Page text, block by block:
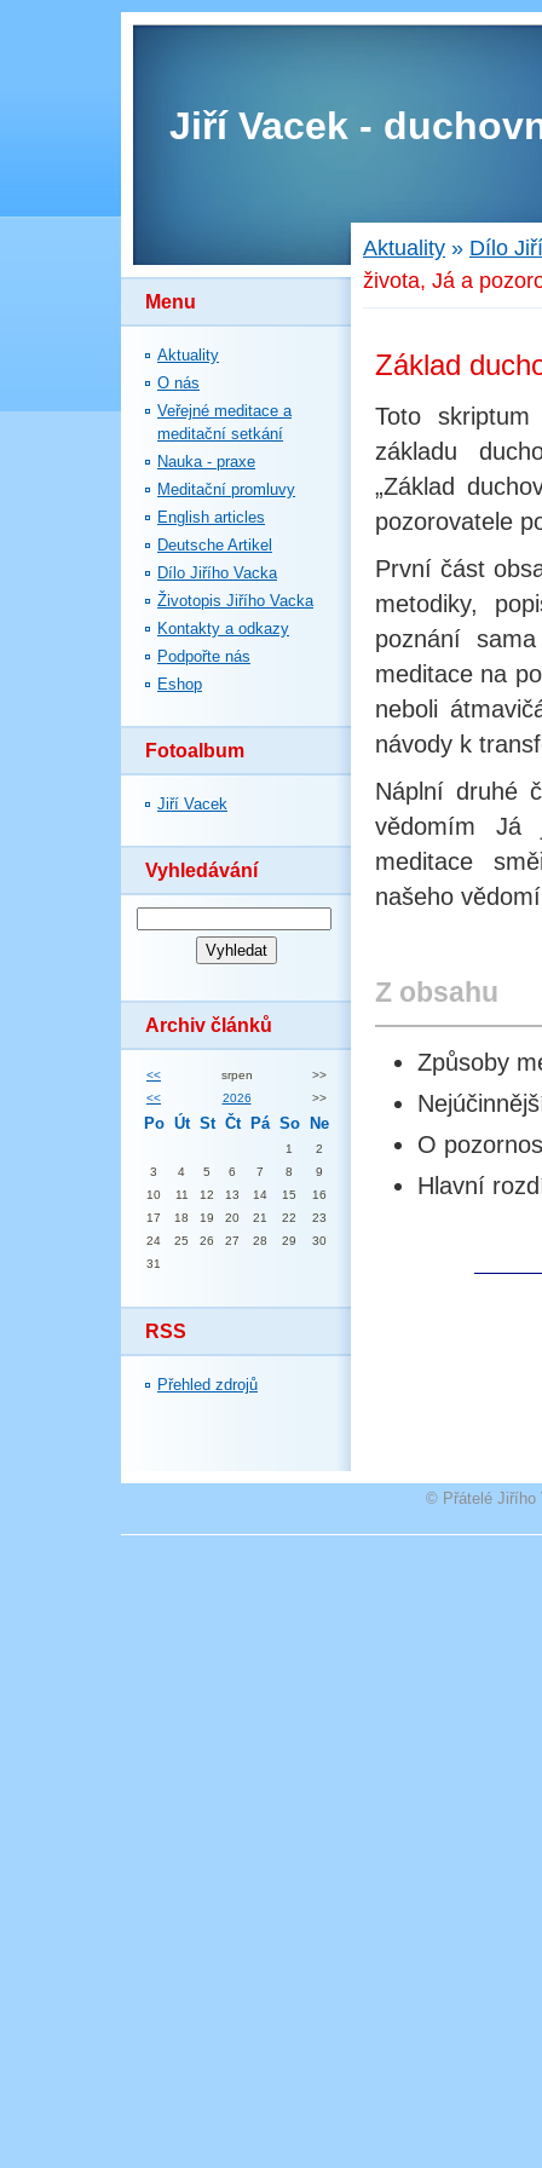
Jiří Vacek -
Menu
Aktuality
O nás
Veřejné meditace a
meditační setkání
Nauka - praxe
Meditační promluvy
English articles
Deutsche Artikel
Dílo Jiřího Vacka
Životopis Jiřího Vacka
Kontakty a odkazy
Podpořte nás
Eshop
Fotoalbum
Jiří Vacek
Vyhledávání
Archiv článků
<< srpen
>>
<<
2026 >>
Po Út St Čt Pá So Ne
1
2
3
4 5 6 7 8
9
10
11 12 13 14 15
16
17
18 19 20 21 22
23
24
25 26 27 28 29
30
31
RSS
Přehled zdrojů
Aktuality » Dílo
života, Já a
Základ
Toto
základu
„Základ
pozorovatele
První část
metodiky,
poznání
meditace na
neboli
návody k
Náplní druhé
vědomím Já
meditace
našeho
Z obsahu
Způsoby
O
Hlavní
© Přátelé